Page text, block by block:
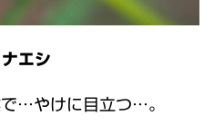
エシ
…やけに目立つ…。